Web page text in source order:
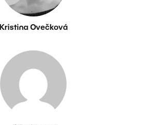
Kristina Ovečková